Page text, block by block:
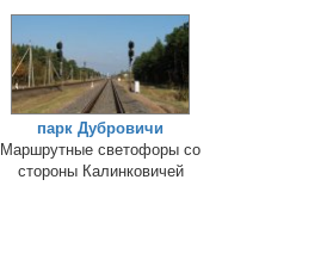
парк Дубровичи
Маршрутные светофоры со
стороны Калинковичей